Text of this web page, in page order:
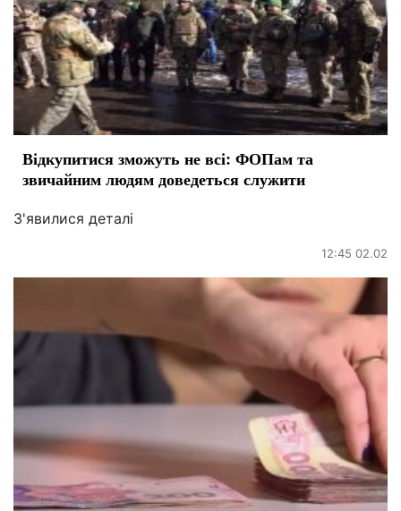
Відкупитися зможуть не всі: ФОПам та
звичайним людям доведеться служити
З'явилися деталі
12:45 02.02